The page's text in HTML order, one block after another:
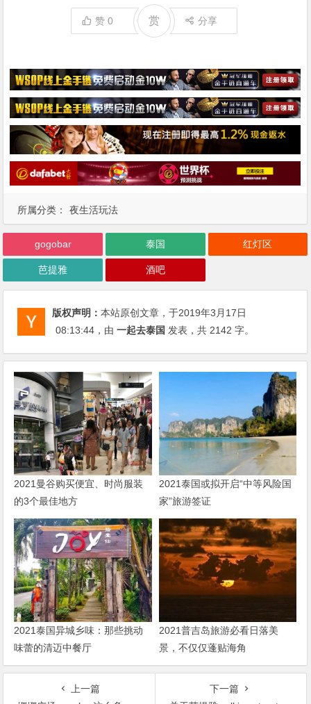
所属分类： 夜生活玩法
赞0 赏 分享
gogobar 泰国 红灯区
芭提雅 酒吧
版权声明：本站原创文章，于2019年3月17日
08:13:44 ，由一起去泰国 发表，共 2142 字。
2021曼谷购买便宜、时尚服装
的3个最佳地方
2021泰国或拟开启“中等风险国
家”旅游签证
2021泰国异城乡味：那些挑动
味蕾的清迈中餐厅
2021普吉岛旅游必看日落美
景，不仅仅蓬贴海角
上一篇
下一篇